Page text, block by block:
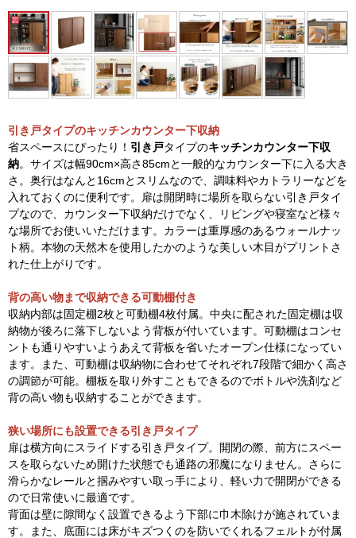
引き戸タイプのキッチンカウンター下収納
省スペースにぴったり！ 引き戸タイプのキッチンカウンター下収
納。サイズは幅90cm×高さ85cmと一般的なカウンター下に入る大き
さ。奥行はなんと16cmとスリムなので、調味料やカトラリーなどを
入れておくのに便利です。扉は開閉時に場所を取らない引き戸タイ
プなので、カウンター下収納だけでなく、リビングや寝室など様々
な場所でお使いいただけます。カラーは重厚感のあるウォールナッ
ト柄。本物の天然木を使用したかのような美しい木目がプリントさ
れた仕上がりです。
背の高い物まで収納できる可動棚付き
収納内部は固定棚2枚と可動棚4枚付属。中央に配された固定棚は収
納物が後ろに落下しないよう背板が付いています。可動棚はコンセ
ントも通りやすいようあえて背板を省いたオープン仕様になってい
ます。また、可動棚は収納物に合わせてそれぞれ7段階で細かく高さ
の調節が可能。棚板を取り外すこともできるのでボトルや洗剤など
背の高い物も収納することができます。
狭い場所にも設置できる引き戸タイプ
扉は横方向にスライドする引き戸タイプ。開閉の際、前方にスペー
スを取らないため開けた状態でも通路の邪魔になりません。さらに
滑らかなレールと掴みやすい取っ手により、軽い力で開閉ができる
ので日常使いに最適です。
背面は壁に隙間なく設置できるよう下部に巾木除けが施されていま
す。また、底面には床がキズつくのを防いでくれるフェルトが付属